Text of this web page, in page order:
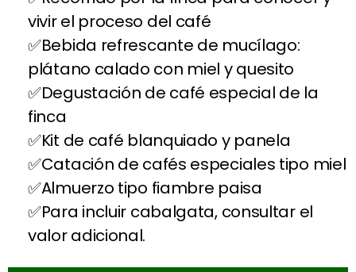
vivir el proceso del café
Bebida refrescante de mucílago:
plátano calado con miel y quesito
Degustación de café especial de la
finca
Kit de café blanquiado y panela
Catación de cafés especiales tipo miel
Almuerzo tipo fiambre paisa
Para incluir cabalgata, consultar el
valor adicional.